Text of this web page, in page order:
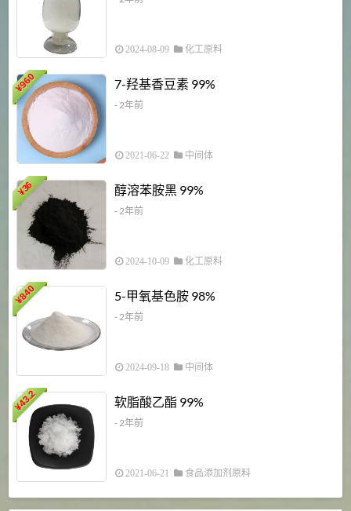
2024-08-09 化工原料
¥
960 7-羟基香豆素 99%
- 2年前
2021-06-22 中间体
¥
36 醇溶苯胺黑 99%
- 2年前
2024-10-09 化工原料
¥
840 5-甲氧基色胺 98%
- 2年前
2024-09-18 中间体
¥
43.2 软脂酸乙酯 99%
- 2年前
2021-06-21 食品添加剂原料